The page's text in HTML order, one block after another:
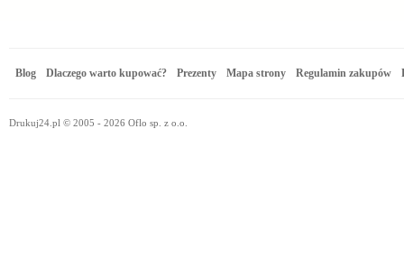
Blog Dlaczego warto kupować? Prezenty Mapa strony Regulamin zakupów
Drukuj24.pl © 2005 - 2026 Oflo sp. z o.o.